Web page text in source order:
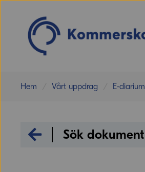
Hem Vårt uppdrag E-diarium
E-diariumSök dokument